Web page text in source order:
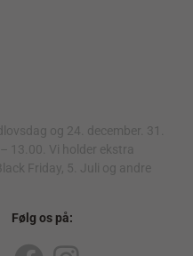
og 24. december. 31.
13.00. Vi holder ekstra
Friday, 5. Juli og andre
Følg os på: